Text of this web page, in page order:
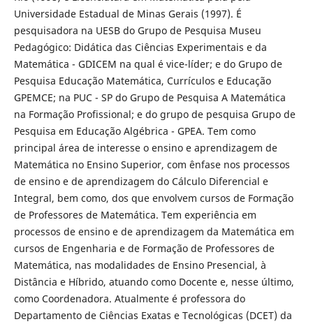
Universidade Estadual de Minas Gerais (1997). É
pesquisadora na UESB do Grupo de Pesquisa Museu
Pedagógico: Didática das Ciências Experimentais e da
Matemática - GDICEM na qual é vice-líder; e do Grupo de
Pesquisa Educação Matemática, Currículos e Educação
GPEMCE; na PUC - SP do Grupo de Pesquisa A Matemática
na Formação Profissional; e do grupo de pesquisa Grupo de
Pesquisa em Educação Algébrica - GPEA. Tem como
principal área de interesse o ensino e aprendizagem de
Matemática no Ensino Superior, com ênfase nos processos
de ensino e de aprendizagem do Cálculo Diferencial e
Integral, bem como, dos que envolvem cursos de Formação
de Professores de Matemática. Tem experiência em
processos de ensino e de aprendizagem da Matemática em
cursos de Engenharia e de Formação de Professores de
Matemática, nas modalidades de Ensino Presencial, à
Distância e Híbrido, atuando como Docente e, nesse último,
como Coordenadora. Atualmente é professora do
Departamento de Ciências Exatas e Tecnológicas (DCET) da